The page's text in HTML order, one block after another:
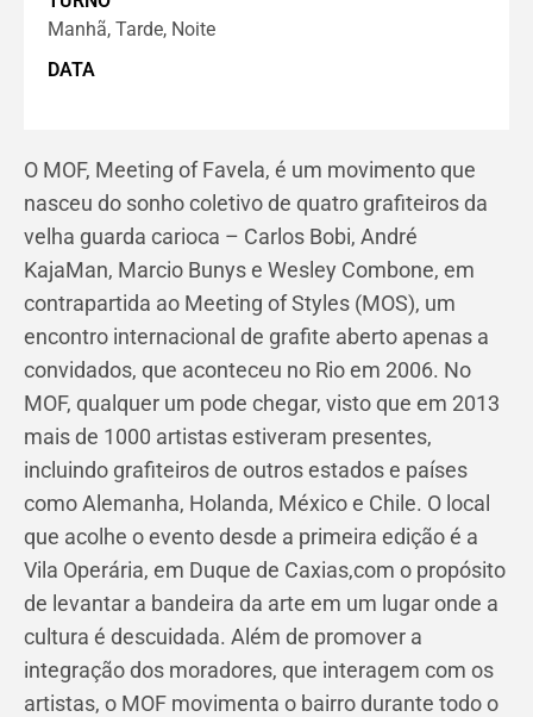
O MOF, Meeting of Favela, é um movimento que
nasceu do sonho coletivo de quatro grafiteiros da
velha guarda carioca – Carlos Bobi, André
KajaMan, Marcio Bunys e Wesley Combone, em
contrapartida ao Meeting of Styles (MOS), um
encontro internacional de grafite aberto apenas a
convidados, que aconteceu no Rio em 2006. No
MOF, qualquer um pode chegar, visto que em 2013
mais de 1000 artistas estiveram presentes,
incluindo grafiteiros de outros estados e países
como Alemanha, Holanda, México e Chile. O local
que acolhe o evento desde a primeira edição é a
Vila Operária, em Duque de Caxias,com o propósito
de levantar a bandeira da arte em um lugar onde a
cultura é descuidada. Além de promover a
integração dos moradores, que interagem com os
artistas, o MOF movimenta o bairro durante todo o
Manhã, Tarde, Noite
DATA